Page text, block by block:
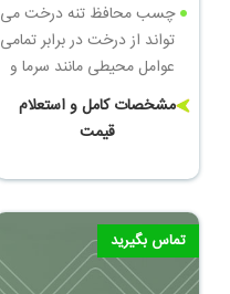
چسب محافظ تنه درخت می
تواند از درخت در برابر تمامی
عوامل محیطی مانند سرما و
گرما، آفات گوناگون و بیماری
ها جوندگان که می توانند
آسیب های جبران نا پذیری به
درختان بزنند محافظت کند
وزن: 5کیلوگرم
مشخصات کامل و استعلام
قیمت
تماس بگیرید